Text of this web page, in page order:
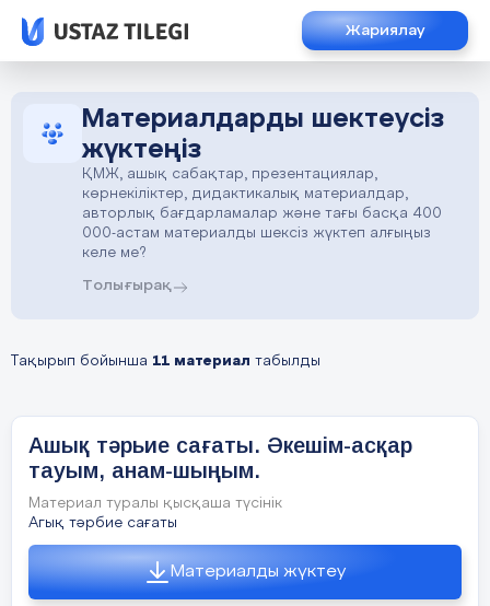
Жариялау
Материалдарды шектеусіз
жүктеңіз
ҚМЖ, ашық сабақтар, презентациялар,
көрнекіліктер, дидактикалық материалдар,
авторлық бағдарламалар және тағы басқа 400
000-астам материалды шексіз жүктеп алғыңыз
келе ме?
Толығырақ
Тақырып бойынша 11 материал табылды
Ашық тәрьие сағаты. Әкешім-асқар
тауым, анам-шыңым.
Материал туралы қысқаша түсінік
Агық тәрбие сағаты
Материалды жүктеу